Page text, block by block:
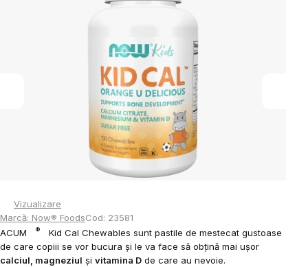
Vizualizare
Marcă: Now® FoodsCod: 23581
ACUM
®
Kid Cal Chewables sunt pastile de mestecat gustoase
de care copiii se vor bucura și le va face să obțină mai ușor
calciul, magneziul și vitamina D de care au nevoie.